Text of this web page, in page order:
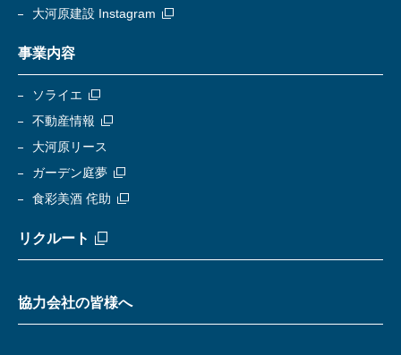
大河原建設 Instagram
事業内容
ソライエ
不動産情報
大河原リース
ガーデン庭夢
食彩美酒 侘助
リクルート
協力会社の皆様へ